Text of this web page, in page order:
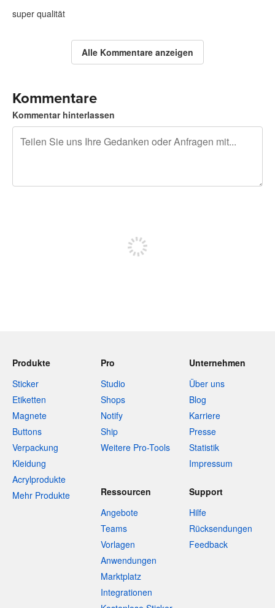
super qualität
Alle Kommentare anzeigen
Kommentare
Kommentar hinterlassen
Produkte
Sticker
Etiketten
Magnete
Buttons
Verpackung
Kleidung
Acrylprodukte
Mehr Produkte
Pro
Studio
Shops
Notify
Ship
Weitere Pro-Tools
Unternehmen
Über uns
Blog
Karriere
Presse
Statistik
Impressum
Ressourcen
Angebote
Teams
Vorlagen
Anwendungen
Marktplatz
Integrationen
Support
Hilfe
Rücksendungen
Feedback